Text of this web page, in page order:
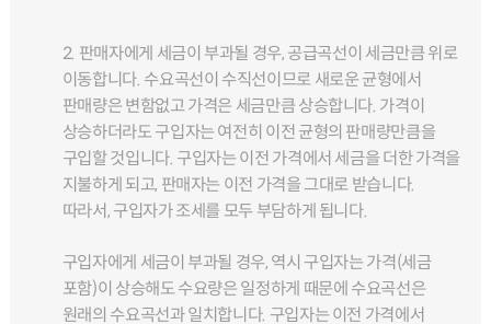
2. 판매자에게 세금이 부과될 경우, 공급곡선이 세금만큼 위로
이동합니다. 수요곡선이 수직선이므로 새로운 균형에서
판매량은 변함없고 가격은 세금만큼 상승합니다. 가격이
상승하더라도 구입자는 여전히 이전 균형의 판매량만큼을
구입할 것입니다. 구입자는 이전 가격에서 세금을 더한 가격을
지불하게 되고, 판매자는 이전 가격을 그대로 받습니다.
따라서, 구입자가 조세를 모두 부담하게 됩니다.
구입자에게 세금이 부과될 경우, 역시 구입자는 가격(세금
포함)이 상승해도 수요량은 일정하게 때문에 수요곡선은
원래의 수요곡선과 일치합니다. 구입자는 이전 가격에서